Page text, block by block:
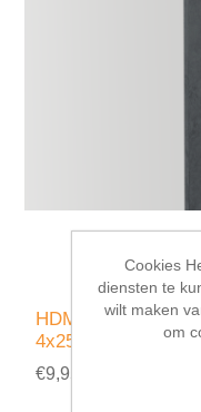
HDM aqua step
4x25mmx240cm
€9,95 incl. BTW
Cookies
diensten te
wilt maken
om